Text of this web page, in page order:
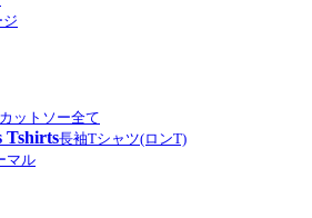
ジ
カットソー全て
Tshirts長袖Tシャツ(ロンT)
マル